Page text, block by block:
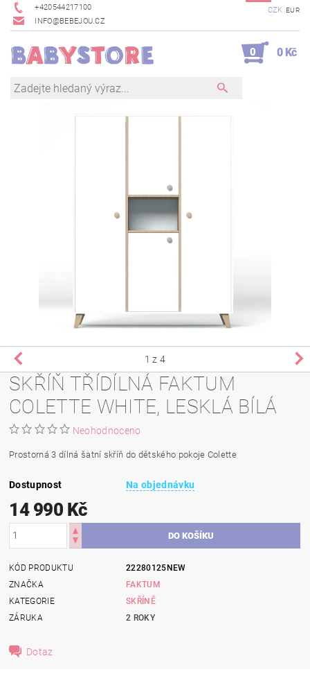
+420544217100
INFO@BEBEJOU.CZ
CZK EUR
0 0 Kč
1 z 4
SKŘÍŇ TŘÍDÍLNÁ FAKTUM
COLETTE WHITE, LESKLÁ BÍLÁ
Neohodnoceno
Prostorná 3 dílná šatní skříň do dětského pokoje Colette
Dostupnost Na objednávku
14 990 Kč
KÓD PRODUKTU
22280125NEW
ZNAČKA
FAKTUM
KATEGORIE
SKŘÍNĚ
ZÁRUKA
2 ROKY
Dotaz